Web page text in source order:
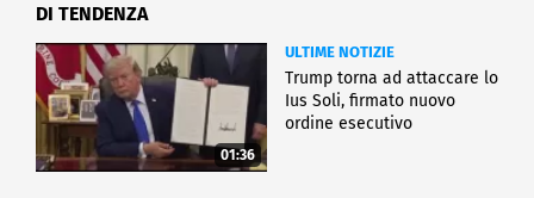
DI TENDENZA
01:36
ULTIME NOTIZIE
Trump torna ad attaccare lo
Ius Soli, firmato nuovo
ordine esecutivo